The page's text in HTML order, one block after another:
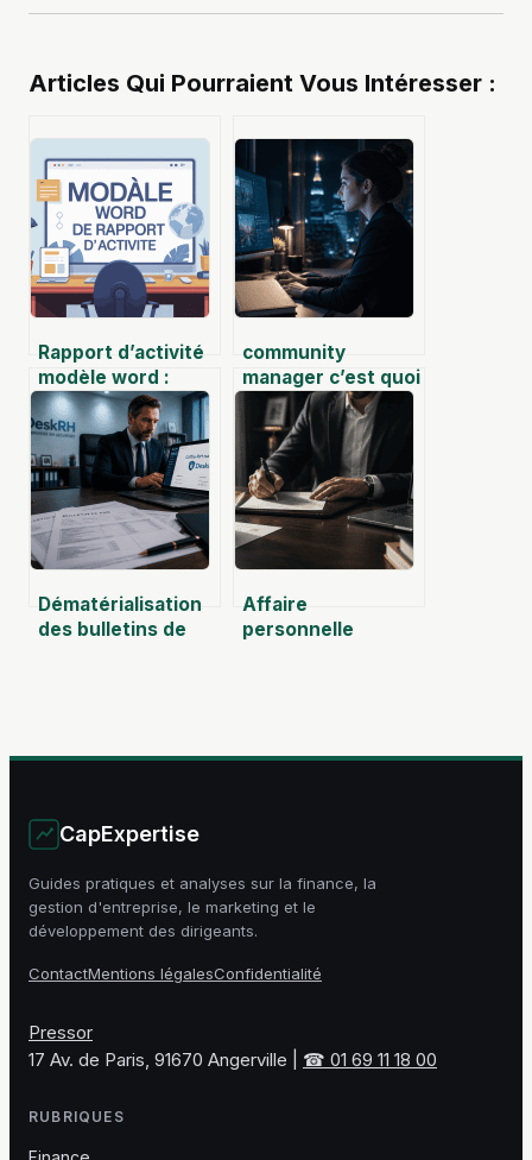
Articles Qui Pourraient Vous Intéresser :
Rapport d’activité
modèle word :
exemples prêts à
adapter et
conseils clés
community
manager c’est quoi
Dématérialisation
des bulletins de
conformité
Affaire
personnelle
activité
CapExpertise
Guides pratiques et analyses sur la finance, la
gestion d'entreprise, le marketing et le
développement des dirigeants.
ContactMentions légalesConfidentialité
Pressor
17 Av. de Paris, 91670 Angerville
☎ 01 69 11 18 00
RUBRIQUES